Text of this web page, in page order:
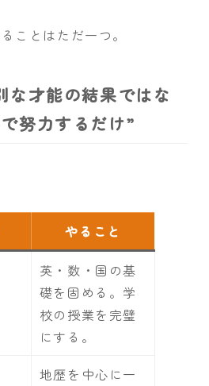
ことはただ一つ。
な才能の結果ではな
努力するだけ”
やること
英・数・国の基
礎を固める。学
校の授業を完璧
にする。
地歴を中心に一